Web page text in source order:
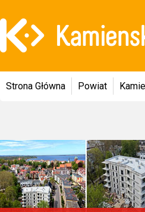
Strona Główna Powiat